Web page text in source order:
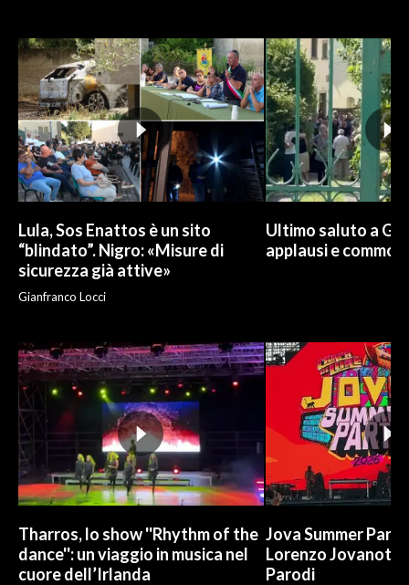
Lula, Sos Enattos è un sito
“blindato”. Nigro: «Misure di
sicurezza già attive»
Gianfranco Locci
Ultimo saluto a
applausi e
Tharros, lo show ''Rhythm of the
dance'': un viaggio in musica nel
cuore dell’Irlanda
Jova Summer
Lorenzo Jovanotti
Parodi